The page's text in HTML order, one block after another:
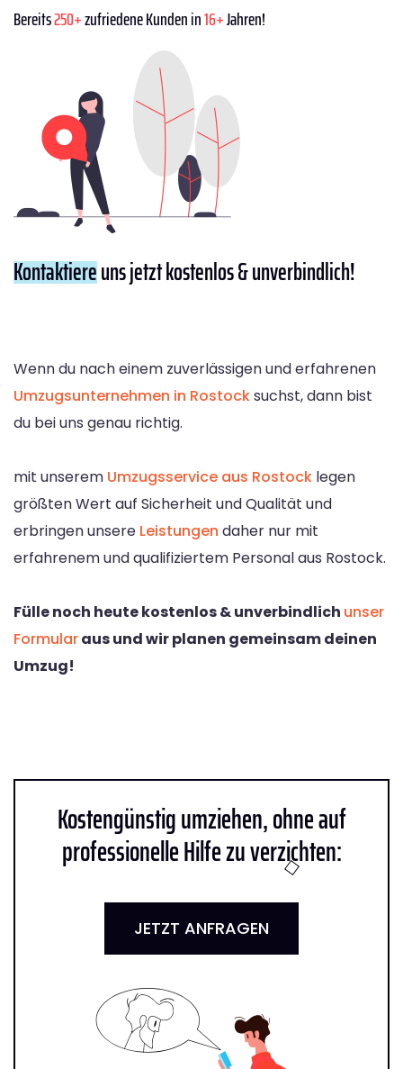
Bereits250+zufriedene Kunden in16+Jahren!
Kontaktiereuns jetzt kostenlos & unverbindlich!
Wenn du nach einem zuverlässigen und erfahrenen
Umzugsunternehmen in Rostocksuchst, dann bist
du bei uns genau richtig.
mit unserem Umzugsservice aus Rostock legen
größten Wert auf Sicherheit und Qualität und
erbringen unsere Leistungen daher nur mit
erfahrenem und qualifiziertem Personal aus Rostock.
Fülle noch heute kostenlos & unverbindlich unser
Formularaus und wir planen gemeinsam deinen
Umzug!
Kostengünstig umziehen, ohne auf
professionelle Hilfe zu verzichten:
JETZT ANFRAGEN